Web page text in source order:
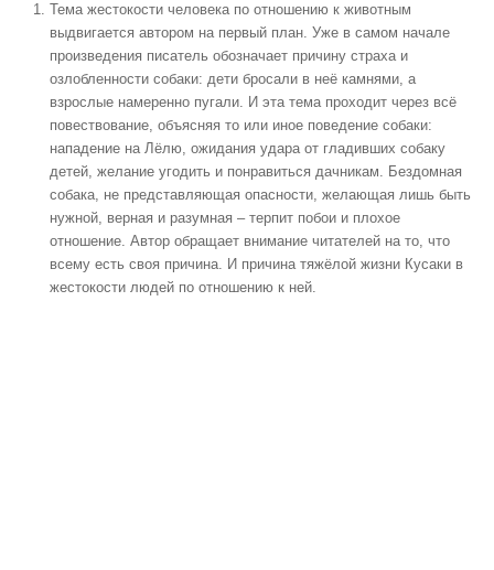
Тема жестокости человека по отношению к животным
выдвигается автором на первый план. Уже в самом начале
произведения писатель обозначает причину страха и
озлобленности собаки: дети бросали в неё камнями, а
взрослые намеренно пугали. И эта тема проходит через всё
повествование, объясняя то или иное поведение собаки:
нападение на Лёлю, ожидания удара от гладивших собаку
детей, желание угодить и понравиться дачникам. Бездомная
собака, не представляющая опасности, желающая лишь быть
нужной, верная и разумная – терпит побои и плохое
отношение. Автор обращает внимание читателей на то, что
всему есть своя причина. И причина тяжёлой жизни Кусаки в
жестокости людей по отношению к ней.